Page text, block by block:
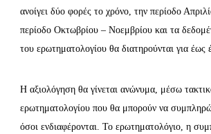
ανοίγει δύο φορές το χρόνο, την περίοδο
περίοδο Οκτωβρίου – Νοεμβρίου και τα
του ερωτηματολογίου θα διατηρούνται για έως
Η αξιολόγηση θα γίνεται ανώνυμα, μέσω
ερωτηματολογίου που θα μπορούν να
όσοι ενδιαφέρονται. Το ερωτηματολόγιο, η